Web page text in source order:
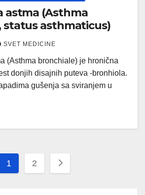
astma (Asthma
status asthmaticus)
SVET MEDICINE
(Asthma bronchiale) je hronična
donjih disajnih puteva -bronhiola.
gušenja sa sviranjem u
Posts
1 2